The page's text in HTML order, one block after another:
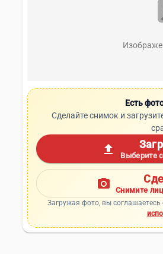
Есть
Сделайте снимок и
upload Выберите
photo_camera Снимите
Загружая фото, вы